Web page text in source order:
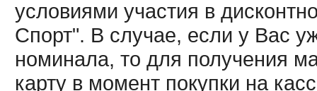
условиями участия в
Спорт". В случае, если у Вас
номинала, то для получения
карту в момент покупки на